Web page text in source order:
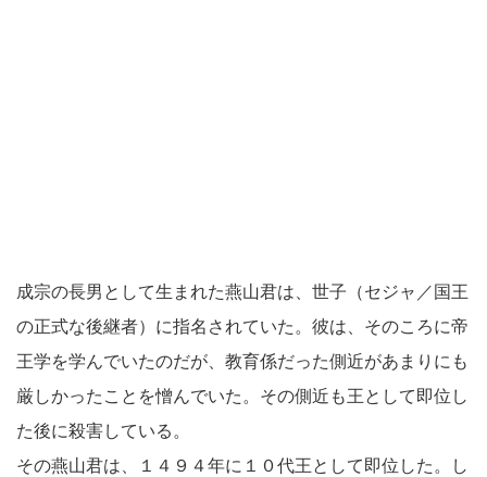
成宗の長男として生まれた燕山君は、世子（セジャ／国王
の正式な後継者）に指名されていた。彼は、そのころに帝
王学を学んでいたのだが、教育係だった側近があまりにも
厳しかったことを憎んでいた。その側近も王として即位し
た後に殺害している。
その燕山君は、１４９４年に１０代王として即位した。し